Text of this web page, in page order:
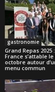
gastronomie
Grand Repas 2025
France s’attable le
octobre autour
menu commun